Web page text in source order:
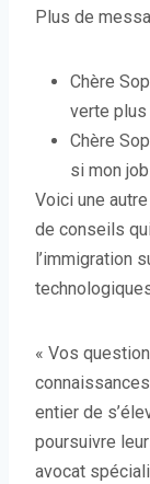
Plus de
Chère
verte plus
Chère
si mon
Voici une
de conseils
l’immigration
« Vos
entier de
poursuivre
avocat